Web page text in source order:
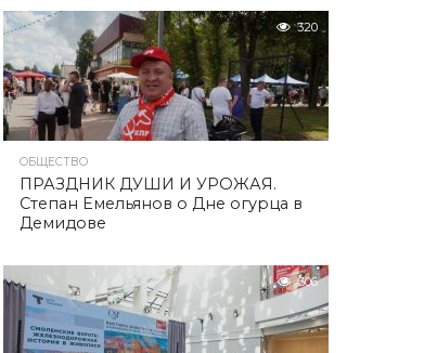
320
ОБЩЕСТВО
ПРАЗДНИК ДУШИ И УРОЖАЯ.
Степан Емельянов о Дне огурца в
Демидове
306